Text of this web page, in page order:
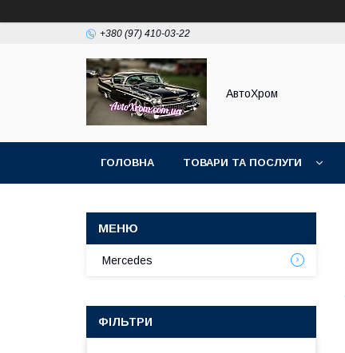
+380 (97) 410-03-22
АвтоХром
ГОЛОВНА ТОВАРИ ТА ПОСЛУГИ
Mercedes
ФІЛЬТРИ